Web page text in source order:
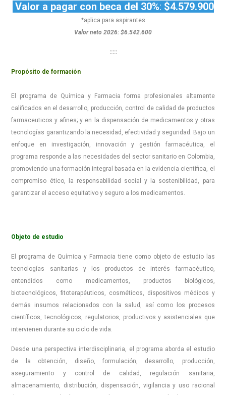
Valor a pagar con beca del 30%: $4.579.900
*aplica para aspirantes
Valor neto 2026: $6.542.600
:::::
Propósito de formación
El programa de Química y Farmacia forma profesionales altamente
calificados en el desarrollo, producción, control de calidad de productos
farmaceuticos y afines; y en la dispensación de medicamentos y otras
tecnologías garantizando la necesidad, efectividad y seguridad. Bajo un
enfoque en investigación, innovación y gestión farmacéutica, el
programa responde a las necesidades del sector sanitario en Colombia,
promoviendo una formación integral basada en la evidencia científica, el
compromiso ético, la responsabilidad social y la sostenibilidad, para
garantizar el acceso equitativo y seguro a los medicamentos.
Objeto de estudio
El programa de Química y Farmacia tiene como objeto de estudio las
tecnologías sanitarias y los productos de interés farmacéutico,
entendidos como medicamentos, productos biológicos,
biotecnológicos, fitoterapéuticos, cosméticos, dispositivos médicos y
demás insumos relacionados con la salud, así como los procesos
científicos, tecnológicos, regulatorios, productivos y asistenciales que
intervienen durante su ciclo de vida.
Desde una perspectiva interdisciplinaria, el programa aborda el estudio
de la obtención, diseño, formulación, desarrollo, producción,
aseguramiento y control de calidad, regulación sanitaria,
almacenamiento, distribución, dispensación, vigilancia y uso racional